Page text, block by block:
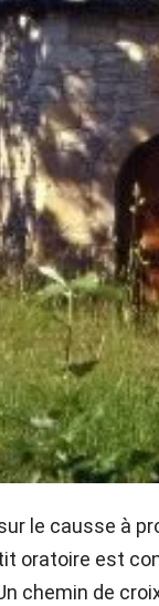
le causse à
oratoire est
chemin de